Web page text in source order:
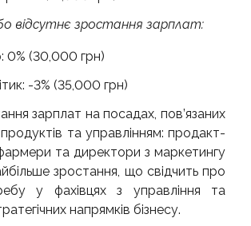
відсутнє зростання зарплат:
0% (30,000 грн)
-3% (35,000 грн)
зарплат на посадах, пов’язаних
та управлінням: продакт-
та директори з маркетингу
зростання, що свідчить про
у фахівцях з управління та
напрямків бізнесу.